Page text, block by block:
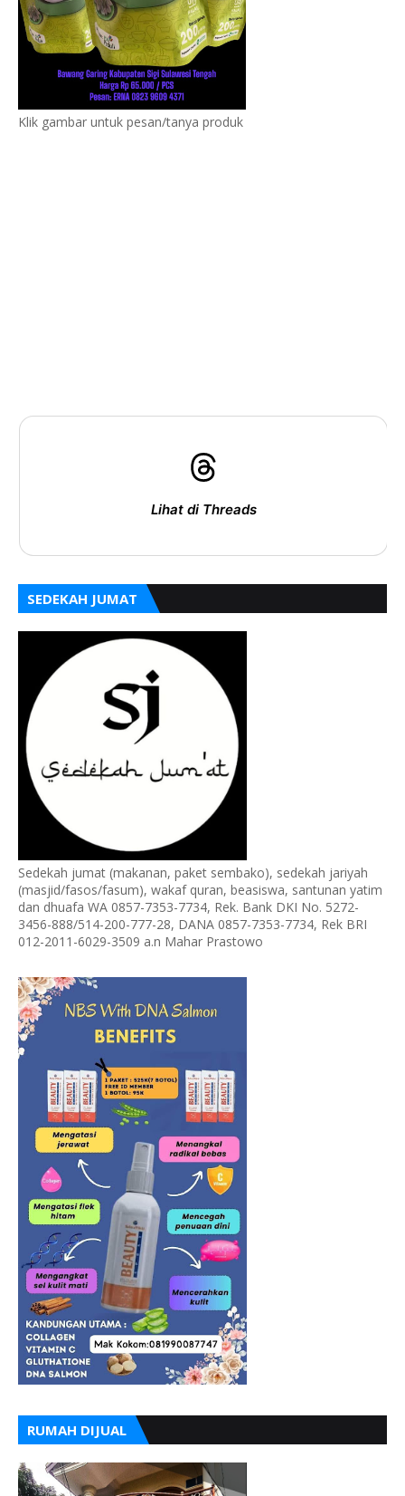
Klik gambar untuk pesan/tanya produk
Lihat di Threads
SEDEKAH JUMAT
Sedekah jumat (makanan, paket sembako), sedekah jariyah
(masjid/fasos/fasum), wakaf quran, beasiswa, santunan yatim
dan dhuafa WA 0857-7353-7734, Rek. Bank DKI No. 5272-
3456-888/514-200-777-28, DANA 0857-7353-7734, Rek BRI
012-2011-6029-3509 a.n Mahar Prastowo
RUMAH DIJUAL